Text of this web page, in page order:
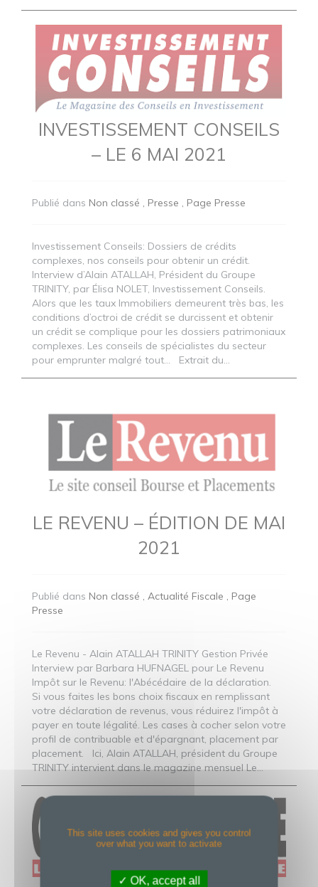
INVESTISSEMENT CONSEILS
– LE 6 MAI 2021
Publié dans Non classé Presse Page Presse
Investissement Conseils: Dossiers de crédits
complexes, nos conseils pour obtenir un crédit.
Interview d’Alain ATALLAH, Président du Groupe
TRINITY, par Élisa NOLET, Investissement Conseils.
Alors que les taux Immobiliers demeurent très bas, les
conditions d’octroi de crédit se durcissent et obtenir
un crédit se complique pour les dossiers patrimoniaux
complexes. Les conseils de spécialistes du secteur
pour emprunter malgré tout... Extrait du...
LE REVENU – ÉDITION DE MAI
2021
Publié dans Non classé Actualité Fiscale
Page
Presse
Le Revenu - Alain ATALLAH TRINITY Gestion Privée
Interview par Barbara HUFNAGEL pour Le Revenu
Impôt sur le Revenu: l'Abécédaire de la déclaration.
Si vous faites les bons choix fiscaux en remplissant
votre déclaration de revenus, vous réduirez l'impôt à
payer en toute légalité. Les cases à cocher selon votre
profil de contribuable et d'épargnant, placement par
placement. Ici, Alain ATALLAH, président du Groupe
TRINITY intervient dans le magazine mensuel Le...
This site uses cookies and gives you control
over what you want to activate
OK, accept all